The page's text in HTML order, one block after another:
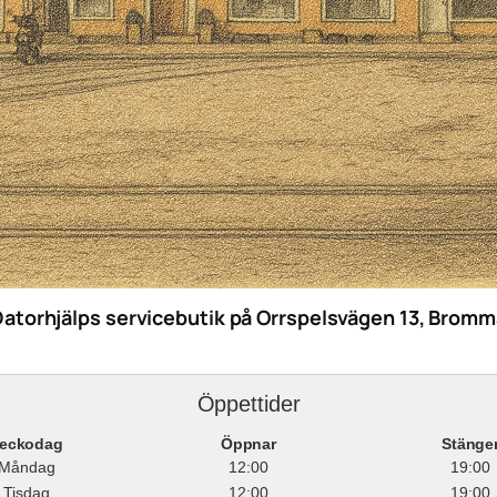
servicebutik på Orrspelsvägen 13,
Öppettider
Öppnar
12:00
19:00
Tisdag
12:00 19:00